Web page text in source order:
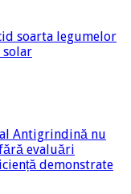
soarta legumelor
solar
Antigrindină nu
evaluări
demonstrate